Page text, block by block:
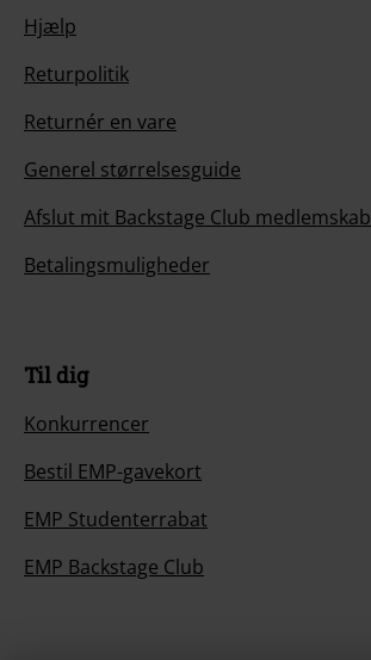
Hjælp
Returpolitik
Returnér en vare
Generel størrelsesguide
Afslut mit Backstage Club medlemskab
Betalingsmuligheder
Til dig
Konkurrencer
Bestil EMP-gavekort
EMP Studenterrabat
EMP Backstage Club